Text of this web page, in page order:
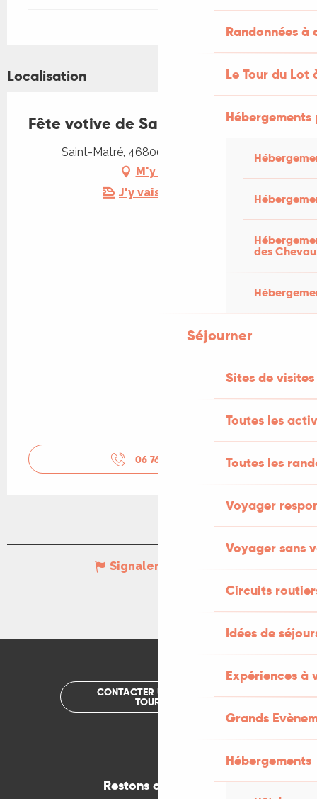
Randonnées
Le Tour du Lot
des
Séjourner
Sites de visites
Toutes les
Toutes les
Voyager
Voyager sans
Circuits
Idées de
Expériences à
Grands
Hébergements
Localisation
Fête votive de Saint-Matré
Saint-Matré, 46800 Porte-du-Quercy
M'y rendre
J'y vais en train !
06 76 84 39
Signaler une erreur
CONTACTER UN OFFICE DE
TOURISME
Restons connectés